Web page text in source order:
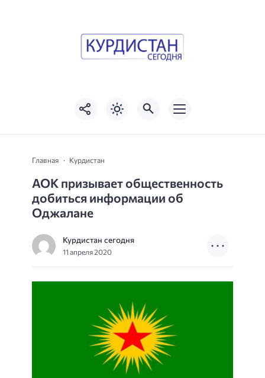
Главная Курдистан
АОК призывает общественность
добиться информации об
Оджалане
Курдистан сегодня
11 апреля 2020